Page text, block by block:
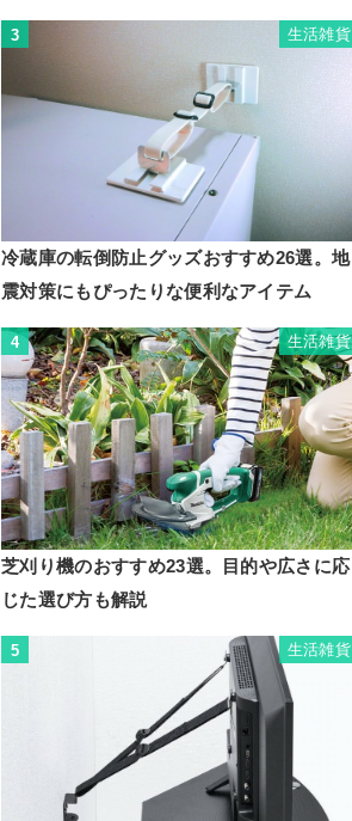
3 生活雑貨
冷蔵庫の転倒防止グッズおすすめ26選。地
震対策にもぴったりな便利なアイテム
4 生活雑貨
芝刈り機のおすすめ23選。目的や広さに応
じた選び方も解説
5 生活雑貨